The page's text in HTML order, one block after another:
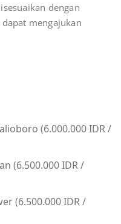
dengan
mengajukan
(6.000.000 IDR /
(6.500.000 IDR /
(6.500.000 IDR /